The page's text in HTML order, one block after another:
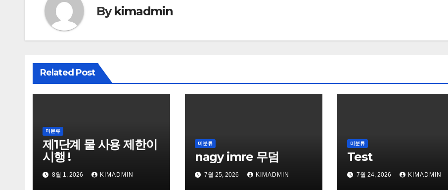
Bykimadmin
Related Post
미분류
제1단계 물 사용 제한이
시행 !
8월 1, 2026 KIMADMIN
미분류
nagy imre 무덤
7월 25, 2026 KIMADMIN
미분류
Test
7월 24, 2026 KIMADMIN